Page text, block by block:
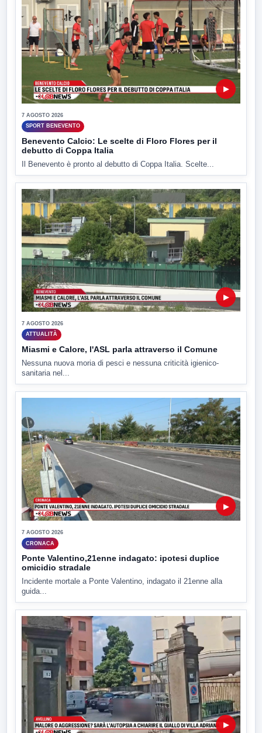
▶
7 AGOSTO 2026
SPORT BENEVENTO
Benevento Calcio: Le scelte di Floro Flores per il
debutto di Coppa Italia
Il Benevento è pronto al debutto di Coppa Italia. Scelte...
▶
7 AGOSTO 2026
ATTUALITÀ
Miasmi e Calore, l'ASL parla attraverso il Comune
Nessuna nuova moria di pesci e nessuna criticità igienico-
sanitaria nel...
▶
7 AGOSTO 2026
CRONACA
Ponte Valentino,21enne indagato: ipotesi duplice
omicidio stradale
Incidente mortale a Ponte Valentino, indagato il 21enne alla
guida...
▶